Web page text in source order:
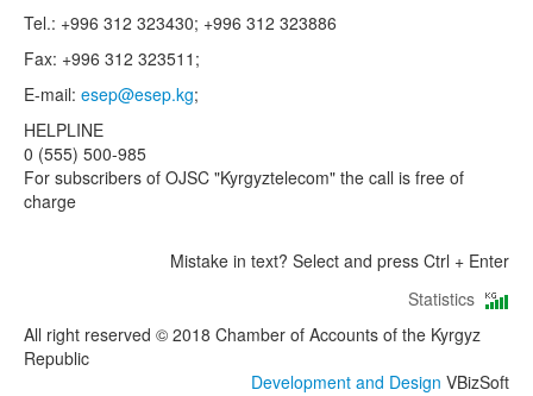
Tel.: +996 312 323430; +996 312 323886
Fax: +996 312 323511;
E-mail: esep@esep.kg;
HELPLINE
0 (555) 500-985
For subscribers of OJSC "Kyrgyztelecom" the call is free of
charge
Mistake in text? Select and press Ctrl + Enter
Statistics
All right reserved © 2018 Chamber of Accounts of the Kyrgyz
Republic
Development and Design VBizSoft